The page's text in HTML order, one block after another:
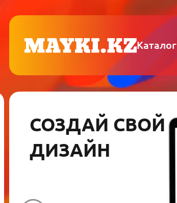
Каталог
СОЗДАЙ СВОЙ
ДИЗАЙН